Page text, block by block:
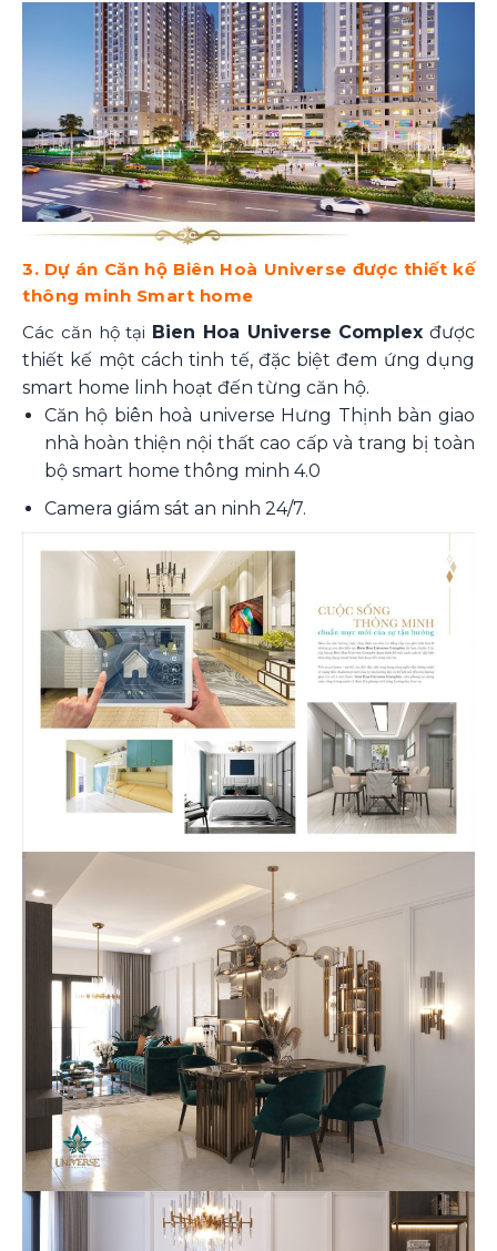
3. Dự án Căn hộ Biên Hoà Universe được thiết kế
thông minh Smart home
Các căn hộ tại Bien Hoa Universe Complex được
thiết kế một cách tinh tế, đặc biệt đem ứng dụng
smart home linh hoạt đến từng căn hộ.
Căn hộ biên hoà universe Hưng Thịnh bàn giao
nhà hoàn thiện nội thất cao cấp và trang bị toàn
bộ smart home thông minh 4.0
Camera giám sát an ninh 24/7.